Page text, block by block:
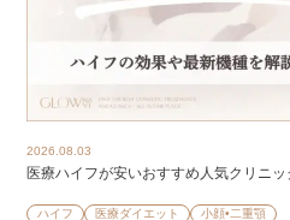
2026.08.03
医療ハイフが安いおすすめ人気クリニ
ハイフ 医療ダイエット 小顔•二重顎